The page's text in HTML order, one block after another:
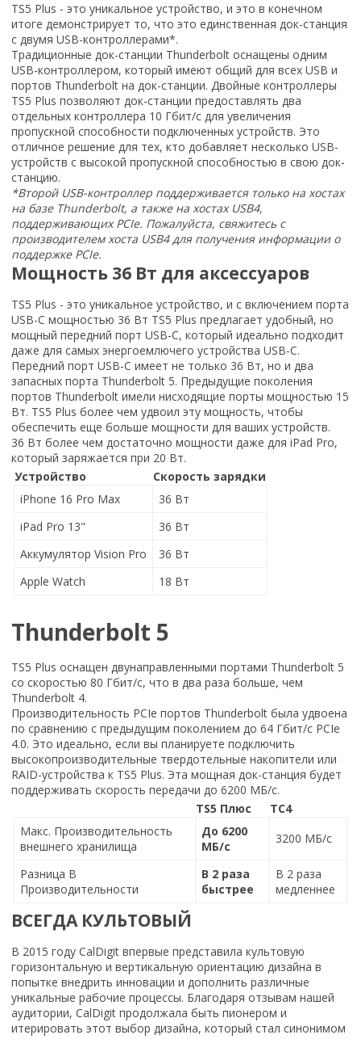
TS5 Plus - это уникальное устройство, и это в конечном
итоге демонстрирует то, что это единственная док-станция
с двумя USB-контроллерами*.
Традиционные док-станции Thunderbolt оснащены одним
USB-контроллером, который имеют общий для всех USB и
портов Thunderbolt на док-станции. Двойные контроллеры
TS5 Plus позволяют док-станции предоставлять два
отдельных контроллера 10 Гбит/с для увеличения
пропускной способности подключенных устройств. Это
отличное решение для тех, кто добавляет несколько USB-
устройств с высокой пропускной способностью в свою док-
станцию.
*Второй USB-контроллер поддерживается только на хостах
на базе Thunderbolt, а также на хостах USB4,
поддерживающих PCIe. Пожалуйста, свяжитесь с
производителем хоста USB4 для получения информации о
поддержке PCIe.
Мощность 36 Вт для аксессуаров
TS5 Plus - это уникальное устройство, и с включением порта
USB-C мощностью 36 Вт TS5 Plus предлагает удобный, но
мощный передний порт USB-C, который идеально подходит
даже для самых энергоемлючего устройства USB-C.
Передний порт USB-C имеет не только 36 Вт, но и два
запасных порта Thunderbolt 5. Предыдущие поколения
портов Thunderbolt имели нисходящие порты мощностью 15
Вт. TS5 Plus более чем удвоил эту мощность, чтобы
обеспечить еще больше мощности для ваших устройств.
36 Вт более чем достаточно мощности даже для iPad Pro,
который заряжается при 20 Вт.
Устройство
Скорость зарядки
iPhone 16 Pro Max
36 Вт
iPad Pro 13"
36 Вт
Аккумулятор Vision Pro
36 Вт
Apple Watch
18 Вт
Thunderbolt 5
TS5 Plus оснащен двунаправленными портами Thunderbolt 5
со скоростью 80 Гбит/с, что в два раза больше, чем
Thunderbolt 4.
Производительность PCIe портов Thunderbolt была удвоена
по сравнению с предыдущим поколением до 64 Гбит/с PCIe
4.0. Это идеально, если вы планируете подключить
высокопроизводительные твердотельные накопители или
RAID-устройства к TS5 Plus. Эта мощная док-станция будет
поддерживать скорость передачи до 6200 МБ/с.
TS5 Плюс
ТС4
Макс. Производительность
внешнего хранилища
До 6200
МБ/с
3200 МБ/с
Разница В
Производительности
В 2 раза
быстрее
В 2 раза
медленнее
ВСЕГДА КУЛЬТОВЫЙ
В 2015 году CalDigit впервые представила культовую
горизонтальную и вертикальную ориентацию дизайна в
попытке внедрить инновации и дополнить различные
уникальные рабочие процессы. Благодаря отзывам нашей
аудитории, CalDigit продолжала быть пионером и
итерировать этот выбор дизайна, который стал синонимом